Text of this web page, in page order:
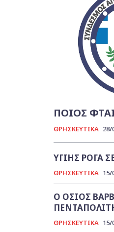
ΠΟΙΟΣ
ΘΡΗΣΚΕΥΤΙΚΑ 28/
ΥΓΙΗΣ ΡΟΓΑ
ΘΡΗΣΚΕΥΤΙΚΑ 15/
Ο ΟΣΙΟΣ
ΘΡΗΣΚΕΥΤΙΚΑ 15/